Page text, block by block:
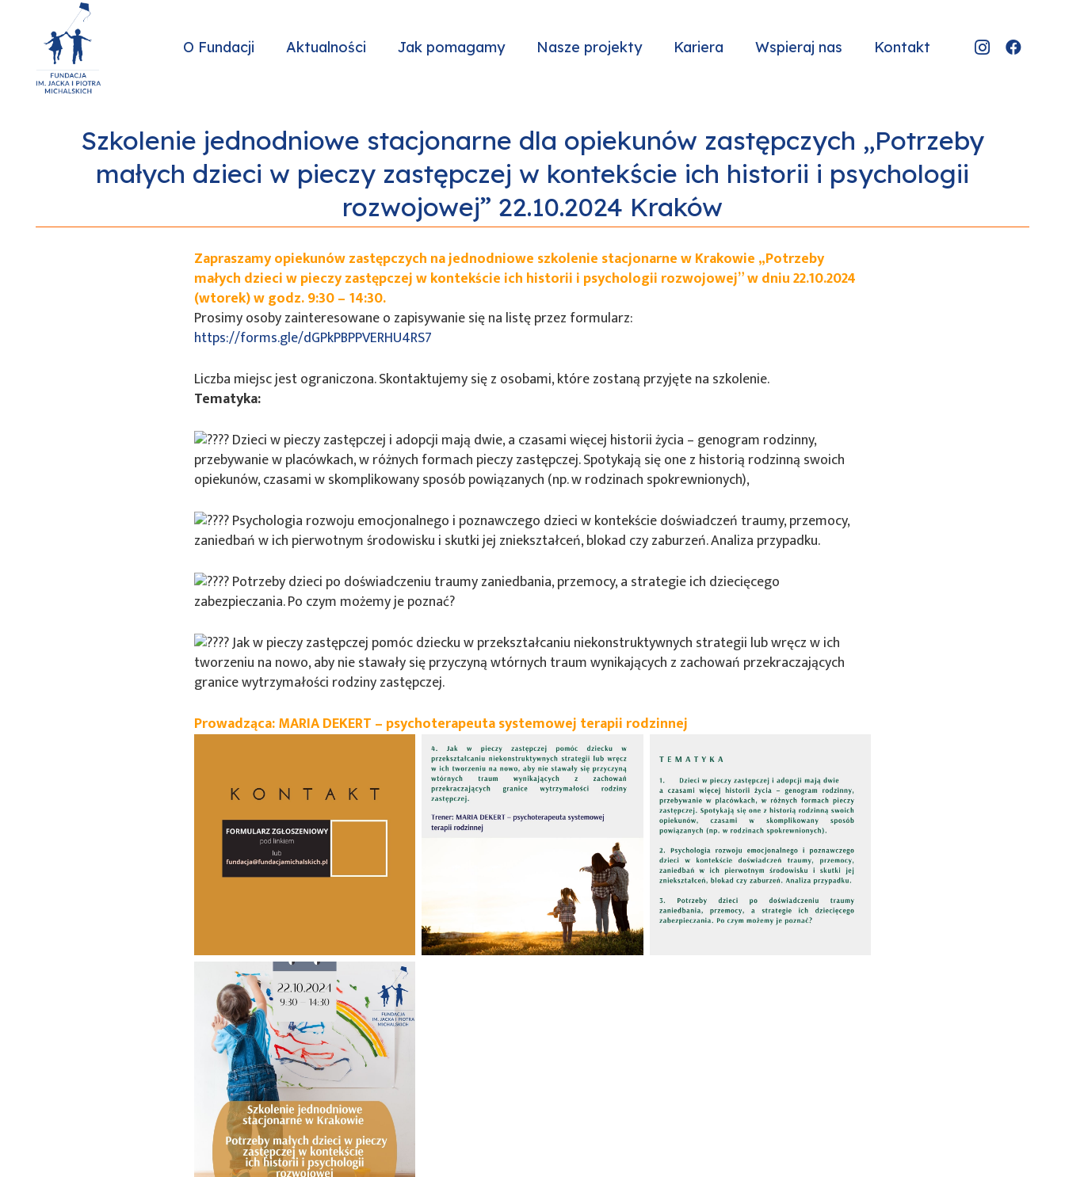
O Fundacji Aktualności Jak pomagamy Nasze projekty Kariera Wspieraj nas Kontakt
Szkolenie jednodniowe stacjonarne dla opiekunów zastępczych „Potrzeby
małych dzieci w pieczy zastępczej w kontekście ich historii i psychologii
rozwojowej” 22.10.2024 Kraków
Zapraszamy opiekunów zastępczych na jednodniowe szkolenie stacjonarne w Krakowie „Potrzeby
małych dzieci w pieczy zastępczej w kontekście ich historii i psychologii rozwojowej” w dniu 22.10.2024
(wtorek) w godz. 9:30 – 14:30.
Prosimy osoby zainteresowane o zapisywanie się na listę przez formularz:
https://forms.gle/dGPkPBPPVERHU4RS7
Liczba miejsc jest ograniczona. Skontaktujemy się z osobami, które zostaną przyjęte na szkolenie.
Tematyka:
Dzieci w pieczy zastępczej i adopcji mają dwie, a czasami więcej historii życia – genogram rodzinny,
przebywanie w placówkach, w różnych formach pieczy zastępczej. Spotykają się one z historią rodzinną swoich
opiekunów, czasami w skomplikowany sposób powiązanych (np. w rodzinach spokrewnionych),
Psychologia rozwoju emocjonalnego i poznawczego dzieci w kontekście doświadczeń traumy, przemocy,
zaniedbań w ich pierwotnym środowisku i skutki jej zniekształceń, blokad czy zaburzeń. Analiza przypadku.
Potrzeby dzieci po doświadczeniu traumy zaniedbania, przemocy, a strategie ich dziecięcego
zabezpieczania. Po czym możemy je poznać?
Jak w pieczy zastępczej pomóc dziecku w przekształcaniu niekonstruktywnych strategii lub wręcz w ich
tworzeniu na nowo, aby nie stawały się przyczyną wtórnych traum wynikających z zachowań przekraczających
granice wytrzymałości rodziny zastępczej.
Prowadząca: MARIA DEKERT – psychoterapeuta systemowej terapii rodzinnej